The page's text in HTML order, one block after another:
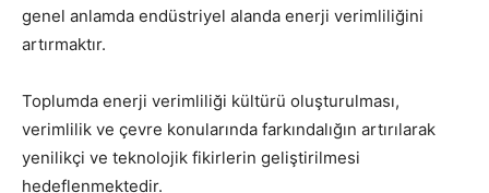
genel anlamda endüstriyel alanda enerji verimliliğini
artırmaktır.
Toplumda enerji verimliliği kültürü oluşturulması,
verimlilik ve çevre konularında farkındalığın artırılarak
yenilikçi ve teknolojik fikirlerin geliştirilmesi
hedeflenmektedir.